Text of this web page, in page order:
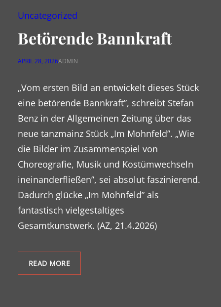
Uncategorized
Betörende Bannkraft
APRIL 28, 2026ADMIN
„Vom ersten Bild an entwickelt dieses Stück
eine betörende Bannkraft”, schreibt Stefan
Benz in der Allgemeinen Zeitung über das
neue tanzmainz Stück „Im Mohnfeld”. „Wie
die Bilder im Zusammenspiel von
Choreografie, Musik und Kostümwechseln
ineinanderfließen”, sei absolut faszinierend.
Dadurch glücke „Im Mohnfeld” als
fantastisch vielgestaltiges
Gesamtkunstwerk. (AZ, 21.4.2026)
READ MORE